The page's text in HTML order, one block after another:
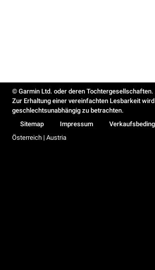
© Garmin Ltd. oder deren Tochtergesellschaften.
Zur Erhaltung einer vereinfachten Lesbarkeit
geschlechtsunabhängig zu betrachten.
Sitemap
Impressum
Österreich | Austria